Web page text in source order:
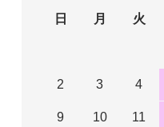
日
月 火
2 3 4
9 10 11